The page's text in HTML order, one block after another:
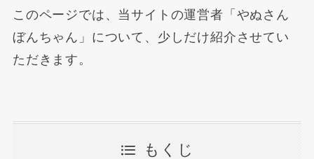
このページでは、当サイトの運営者「やぬさん
ぼんちゃん」について、少しだけ紹介させてい
ただきます。
もくじ